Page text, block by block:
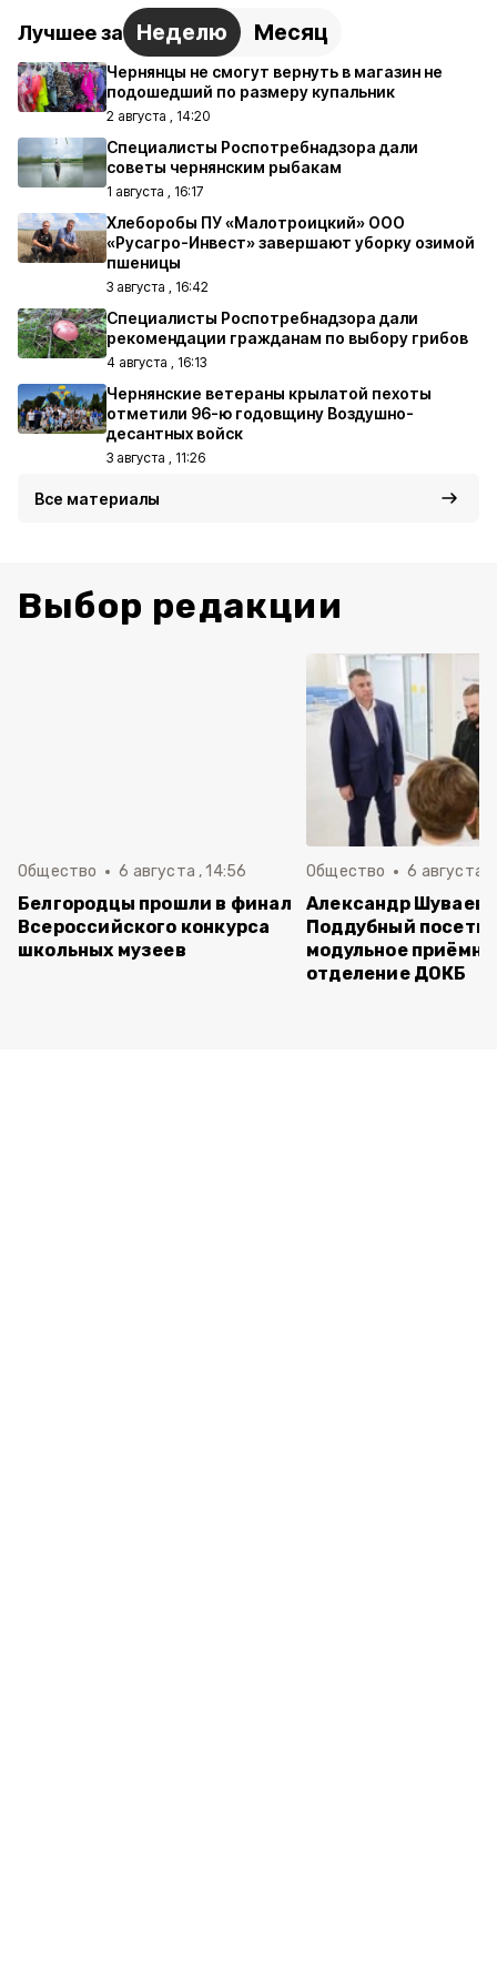
Лучшее за Неделю Месяц
Чернянцы не смогут вернуть в магазин не
подошедший по размеру купальник
2 августа , 14:20
Специалисты Роспотребнадзора дали
советы чернянским рыбакам
1 августа , 16:17
Хлеборобы ПУ «Малотроицкий» ООО
«Русагро-Инвест» завершают уборку озимой
пшеницы
3 августа , 16:42
Специалисты Роспотребнадзора дали
рекомендации гражданам по выбору грибов
4 августа , 16:13
Чернянские ветераны крылатой пехоты
отметили 96-ю годовщину Воздушно-
десантных войск
3 августа , 11:26
Все материалы
Выбор редакции
Общество 6 августа , 14:56
Белгородцы прошли в финал
Всероссийского конкурса
школьных музеев
Общество 6 августа ,
Александр Шуваев
Поддубный
модульное
отделение ДОКБ